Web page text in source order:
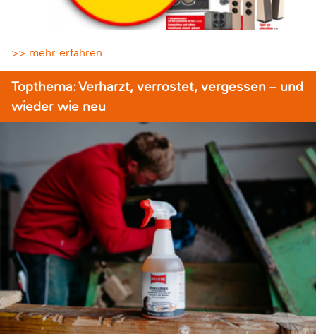
>> mehr erfahren
Topthema: Verharzt, verrostet, vergessen – und
wieder wie neu